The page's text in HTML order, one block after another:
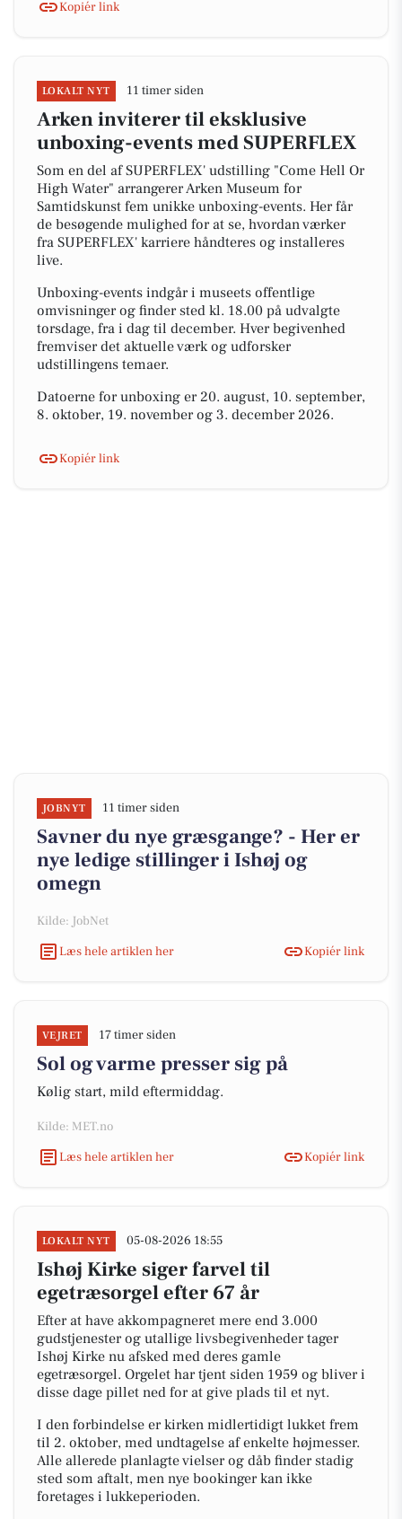
Kopiér link
LOKALT NYT 11 timer siden
Arken inviterer til eksklusive
unboxing-events med SUPERFLEX
Som en del af SUPERFLEX' udstilling "Come Hell Or
High Water" arrangerer Arken Museum for
Samtidskunst fem unikke unboxing-events. Her får
de besøgende mulighed for at se, hvordan værker
fra SUPERFLEX' karriere håndteres og installeres
live.
Unboxing-events indgår i museets offentlige
omvisninger og finder sted kl. 18.00 på udvalgte
torsdage, fra i dag til december. Hver begivenhed
fremviser det aktuelle værk og udforsker
udstillingens temaer.
Datoerne for unboxing er 20. august, 10. september,
8. oktober, 19. november og 3. december 2026.
Kopiér link
JOBNYT 11 timer siden
Savner du nye græsgange? - Her er
nye ledige stillinger i Ishøj og
omegn
Kilde: JobNet
Læs hele artiklen her
Kopiér link
VEJRET 17 timer siden
Sol og varme presser sig på
Kølig start, mild eftermiddag.
Kilde: MET.no
Læs hele artiklen her
Kopiér link
LOKALT NYT 05-08-2026 18:55
Ishøj Kirke siger farvel til
egetræsorgel efter 67 år
Efter at have akkompagneret mere end 3.000
gudstjenester og utallige livsbegivenheder tager
Ishøj Kirke nu afsked med deres gamle
egetræsorgel. Orgelet har tjent siden 1959 og bliver i
disse dage pillet ned for at give plads til et nyt.
I den forbindelse er kirken midlertidigt lukket frem
til 2. oktober, med undtagelse af enkelte højmesser.
Alle allerede planlagte vielser og dåb finder stadig
sted som aftalt, men nye bookinger kan ikke
foretages i lukkeperioden.